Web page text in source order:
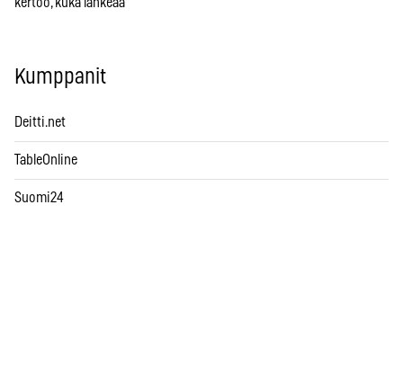
Kumppanit
Deitti.net
TableOnline
Suomi24